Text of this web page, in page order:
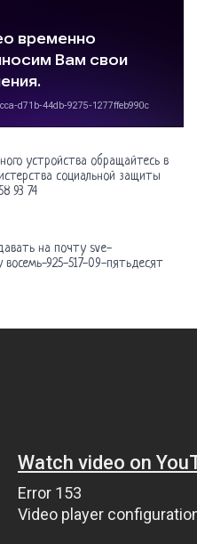
устройства обращайтесь в
социальной защиты
93 74
на почту sve-
восемь-925-517-09-пятьдесят